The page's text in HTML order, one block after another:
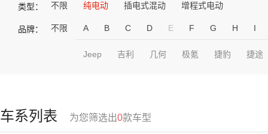
类型： 不限 纯电动 插电式混动 增程式电动
品牌： 不限 A B C D E F G H I
Jeep 吉利 几何 极氪 捷豹 捷途
车系列表 为您筛选出0款车型